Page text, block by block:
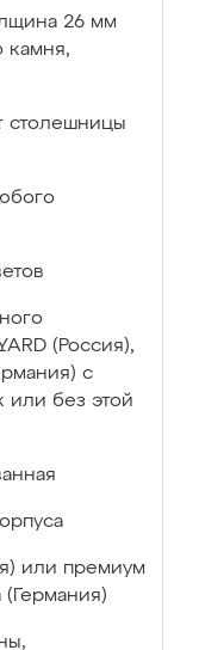
26 мм
камня,
столешницы
(Россия),
с
или без этой
или премиум
(Германия)